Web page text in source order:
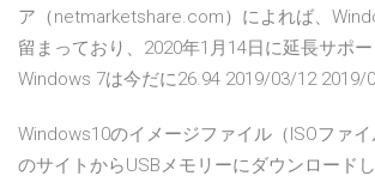
ア（netmarketshare.com）によれば、
留まっており、2020年1月14日に延長サポ
Windows 7は今だに26.94 2019/03/12 2019/
Windows10のイメージファイル（ISOファ
のサイトからUSBメモリーにダウンロード